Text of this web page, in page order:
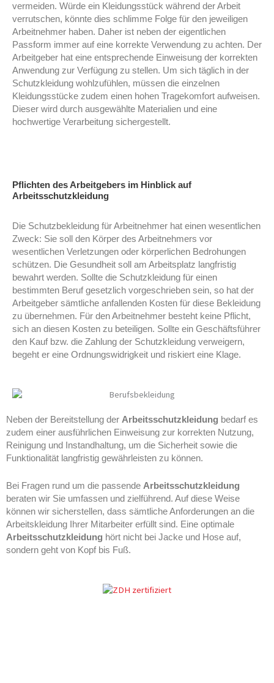
vermeiden. Würde ein Kleidungsstück während der Arbeit
verrutschen, könnte dies schlimme Folge für den jeweiligen
Arbeitnehmer haben. Daher ist neben der eigentlichen
Passform immer auf eine korrekte Verwendung zu achten. Der
Arbeitgeber hat eine entsprechende Einweisung der korrekten
Anwendung zur Verfügung zu stellen. Um sich täglich in der
Schutzkleidung wohlzufühlen, müssen die einzelnen
Kleidungsstücke zudem einen hohen Tragekomfort aufweisen.
Dieser wird durch ausgewählte Materialien und eine
hochwertige Verarbeitung sichergestellt.
Pflichten des Arbeitgebers im Hinblick auf
Arbeitsschutzkleidung
Die Schutzbekleidung für Arbeitnehmer hat einen wesentlichen
Zweck: Sie soll den Körper des Arbeitnehmers vor
wesentlichen Verletzungen oder körperlichen Bedrohungen
schützen. Die Gesundheit soll am Arbeitsplatz langfristig
bewahrt werden. Sollte die Schutzkleidung für einen
bestimmten Beruf gesetzlich vorgeschrieben sein, so hat der
Arbeitgeber sämtliche anfallenden Kosten für diese Bekleidung
zu übernehmen. Für den Arbeitnehmer besteht keine Pflicht,
sich an diesen Kosten zu beteiligen. Sollte ein Geschäftsführer
den Kauf bzw. die Zahlung der Schutzkleidung verweigern,
begeht er eine Ordnungswidrigkeit und riskiert eine Klage.
Neben der Bereitstellung der Arbeitsschutzkleidung bedarf es
zudem einer ausführlichen Einweisung zur korrekten Nutzung,
Reinigung und Instandhaltung, um die Sicherheit sowie die
Funktionalität langfristig gewährleisten zu können.
Bei Fragen rund um die passende Arbeitsschutzkleidung
beraten wir Sie umfassen und zielführend. Auf diese Weise
können wir sicherstellen, dass sämtliche Anforderungen an die
Arbeitskleidung Ihrer Mitarbeiter erfüllt sind. Eine optimale
Arbeitsschutzkleidung hört nicht bei Jacke und Hose auf,
sondern geht von Kopf bis Fuß.